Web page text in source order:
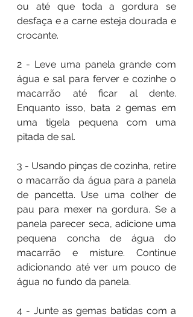
ou até que toda a gordura se
desfaça e a carne esteja dourada e
crocante.
2 - Leve uma panela grande com
água e sal para ferver e cozinhe o
macarrão até ficar al dente.
Enquanto isso, bata 2 gemas em
uma tigela pequena com uma
pitada de sal.
3 - Usando pinças de cozinha, retire
o macarrão da água para a panela
de pancetta. Use uma colher de
pau para mexer na gordura. Se a
panela parecer seca, adicione uma
pequena concha de água do
macarrão e misture. Continue
adicionando até ver um pouco de
água no fundo da panela.
4 - Junte as gemas batidas com a